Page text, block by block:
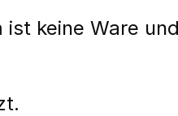
keine Ware und